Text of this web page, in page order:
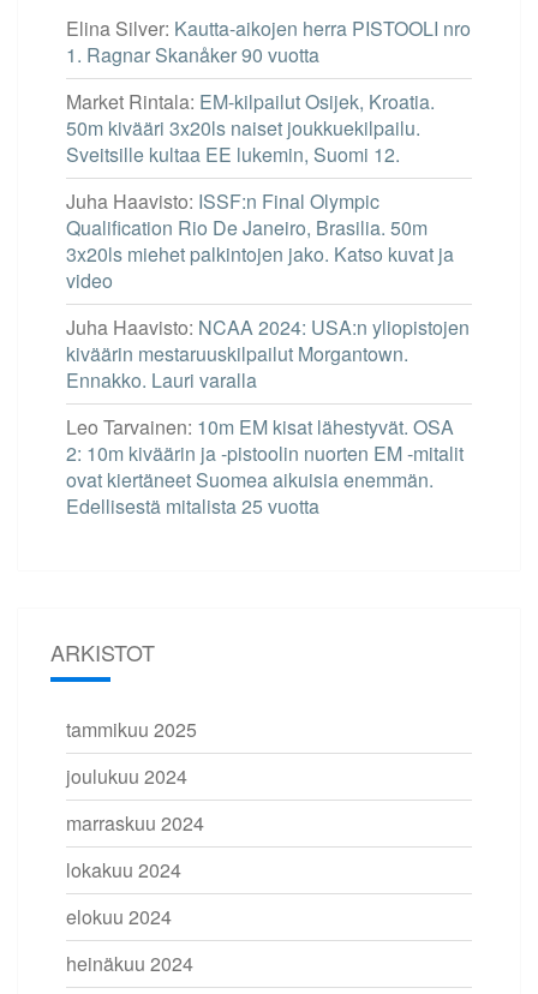
Elina Silver: Kautta-aikojen herra PISTOOLI nro
1. Ragnar Skanåker 90 vuotta
Market Rintala: EM-kilpailut Osijek, Kroatia.
50m kivääri 3x20ls naiset joukkuekilpailu.
Sveitsille kultaa EE lukemin, Suomi 12.
Juha Haavisto: ISSF:n Final Olympic
Qualification Rio De Janeiro, Brasilia. 50m
3x20ls miehet palkintojen jako. Katso kuvat ja
video
Juha Haavisto: NCAA 2024: USA:n yliopistojen
kiväärin mestaruuskilpailut Morgantown.
Ennakko. Lauri varalla
Leo Tarvainen: 10m EM kisat lähestyvät. OSA
2: 10m kiväärin ja -pistoolin nuorten EM -mitalit
ovat kiertäneet Suomea aikuisia enemmän.
Edellisestä mitalista 25 vuotta
ARKISTOT
tammikuu 2025
joulukuu 2024
marraskuu 2024
lokakuu 2024
elokuu 2024
heinäkuu 2024